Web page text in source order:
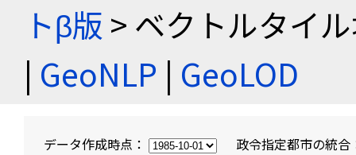
トβ版 > ベクトルタイ
| GeoNLP | GeoLOD
データ作成時点： 政令指定都市の統